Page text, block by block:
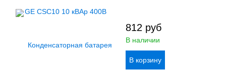
812 руб
В наличии